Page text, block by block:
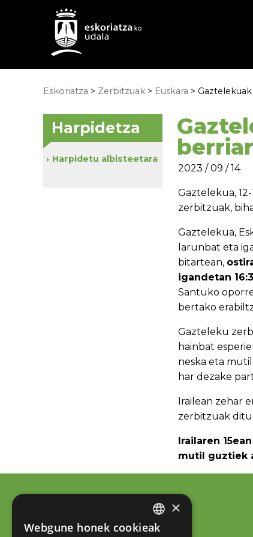
Eskoriatza > Zerbitzuak > Euskara >
2023 / 09 / 14
Gaztelekua,
zerbitzuak,
Gaztelekua,
larunbat eta
bitartean,
igandetan
Santuko
bertako
Gazteleku
hainbat
neska eta
har dezake
Irailean zehar
zerbitzuak
Irailaren
mutil guztiek
Harpidetza
Harpidetu albisteetara
BASQUE
×
Webgune honek cookieak